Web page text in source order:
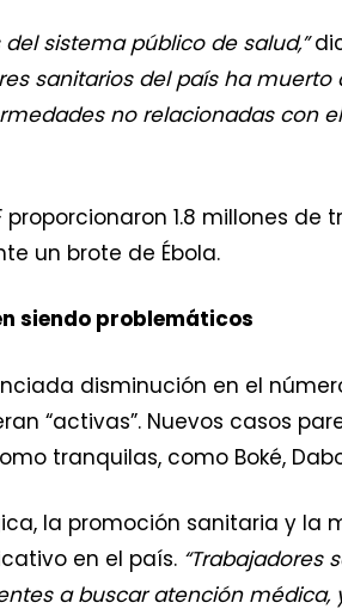
sistema público de salud,”
sanitarios del país ha
no relacionadas con
proporcionaron 1.8 millones
un brote de Ébola.
siendo problemáticos
disminución en el
“activas”. Nuevos casos
tranquilas, como Boké,
la promoción sanitaria y la
en el país. “Trabajadores
a buscar atención